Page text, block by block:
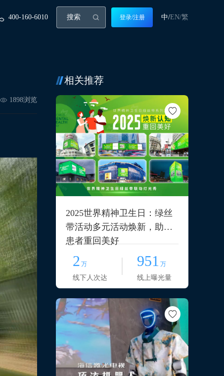
400-160-6010 登录/注册 中/EN/繁
1898浏览
相关推荐
2025世界精神卫生日：绿丝
带活动多元活动焕新，助力
患者重回美好
2 万
线下人次达
951 万
线上曝光量